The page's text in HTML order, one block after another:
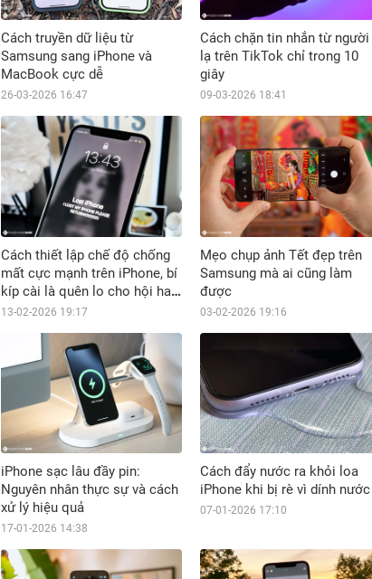
Cách truyền dữ liệu từ
Samsung sang iPhone và
MacBook cực dễ
26-03-2026 16:47
Cách chặn tin nhắn từ người
lạ trên TikTok chỉ trong 10
giây
09-03-2026 18:41
Cách thiết lập chế độ chống
mất cực mạnh trên iPhone, bí
kíp cài là quên lo cho hội hay
lơ đãng
13-02-2026 19:17
Mẹo chụp ảnh Tết đẹp trên
Samsung mà ai cũng làm
được
03-02-2026 19:16
iPhone sạc lâu đầy pin:
Nguyên nhân thực sự và cách
xử lý hiệu quả
17-01-2026 14:38
Cách đẩy nước ra khỏi loa
iPhone khi bị rè vì dính nước
07-01-2026 17:10